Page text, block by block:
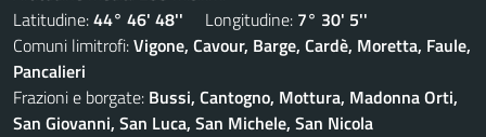
Latitudine:44° 46' 48'' Longitudine: 7° 30' 5''
Comuni limitrofi:Vigone, Cavour, Barge, Cardè, Moretta, Faule,
Pancalieri
Frazioni e borgate: Bussi, Cantogno, Mottura, Madonna Orti,
San Giovanni, San Luca, San Michele, San Nicola